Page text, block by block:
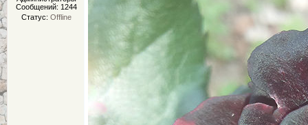
Сообщений: 1244
Статус: Offline